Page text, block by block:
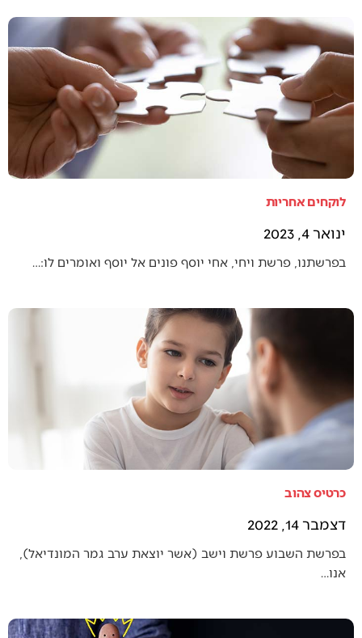
לוקחים אחריות
ינואר 4, 2023
בפרשתנו, פרשת ויחי, אחי יוסף פונים אל יוסף ואומרים לו:…
כרטיס צהוב
דצמבר 14, 2022
בפרשת השבוע פרשת וישב (אשר יוצאת ערב גמר המונדיאל),
אנו…